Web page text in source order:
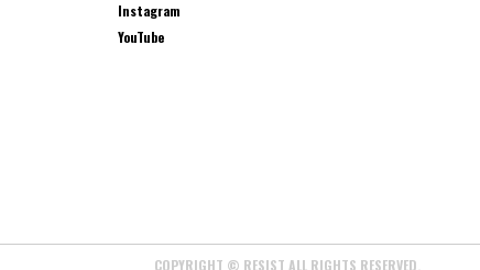
Instagram
YouTube
COPYRIGHT © RESIST ALL RIGHTS RESERVED.